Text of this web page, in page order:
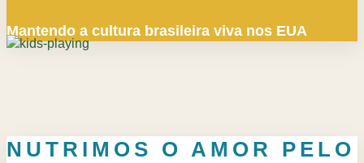
Mantendo a cultura brasileira viva nos EUA
NUTRIMOS O AMOR PELO